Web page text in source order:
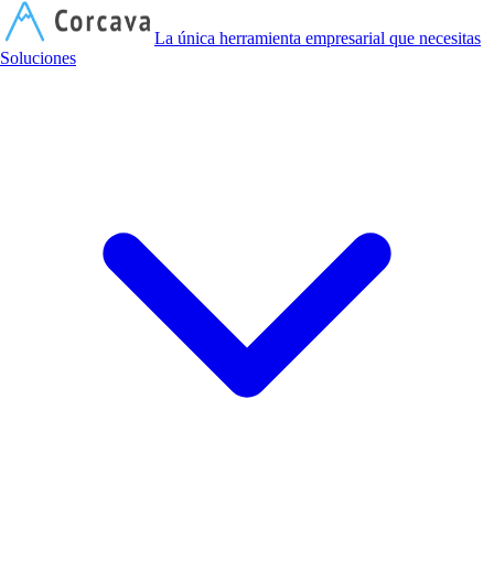
La única herramienta empresarial que necesitas
Soluciones